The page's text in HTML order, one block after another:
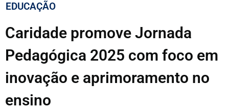
EDUCAÇÃO
Caridade promove Jornada
Pedagógica 2025 com foco em
inovação e aprimoramento no
ensino